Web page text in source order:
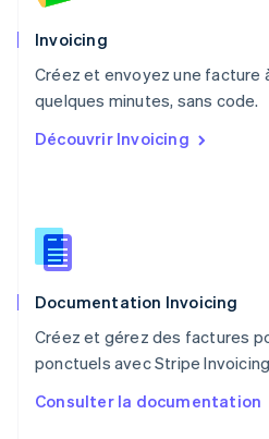
Invoicing
Créez et envoyez une facture
quelques minutes, sans code.
Découvrir Invoicing
Documentation Invoicing
Créez et gérez des factures
ponctuels avec Stripe
Consulter la documentation
Pays-Bas
Nederlands
Pologne
English
PortuguêsEnglish
English
Roumanie
Royaume-Uni
Singapour
English 简体中文
English